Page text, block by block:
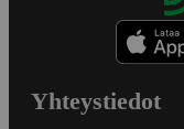
Yhteystiedot